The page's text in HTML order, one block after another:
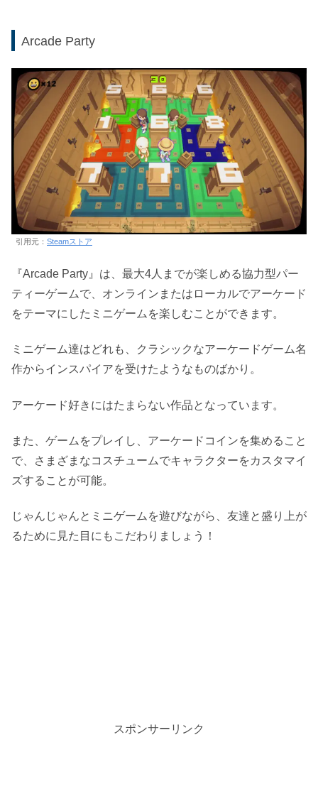
Arcade Party
引用元： Steamストア
『Arcade Party』は、最大4人までが楽しめる協力型パー
ティーゲームで、オンラインまたはローカルでアーケード
をテーマにしたミニゲームを楽しむことができます。
ミニゲーム達はどれも、クラシックなアーケードゲーム名
作からインスパイアを受けたようなものばかり。
アーケード好きにはたまらない作品となっています。
また、ゲームをプレイし、アーケードコインを集めること
で、さまざまなコスチュームでキャラクターをカスタマイ
ズすることが可能。
じゃんじゃんとミニゲームを遊びながら、友達と盛り上が
るために見た目にもこだわりましょう！
スポンサーリンク